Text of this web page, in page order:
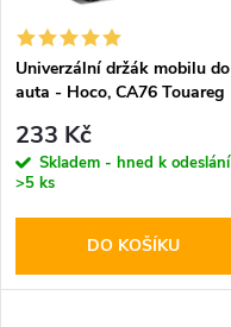
í
p
r
o
d
s
p
r
o
d
Univerzální držák mobilu do
auta - Hoco, CA76 Touareg
233 Kč
Skladem - hned k odeslání
>5 ks
DO KOŠÍKU